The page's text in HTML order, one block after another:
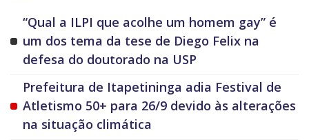
“Qual a ILPI que acolhe um homem gay” é
um dos tema da tese de Diego Felix na
defesa do doutorado na USP
Prefeitura de Itapetininga adia Festival de
Atletismo 50+ para 26/9 devido às alterações
na situação climática